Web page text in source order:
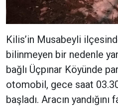
Kilis’in Musabeyli
bilinmeyen bir nedenle
bağlı Üçpınar Köyünde
otomobil, gece saat
başladı. Aracın